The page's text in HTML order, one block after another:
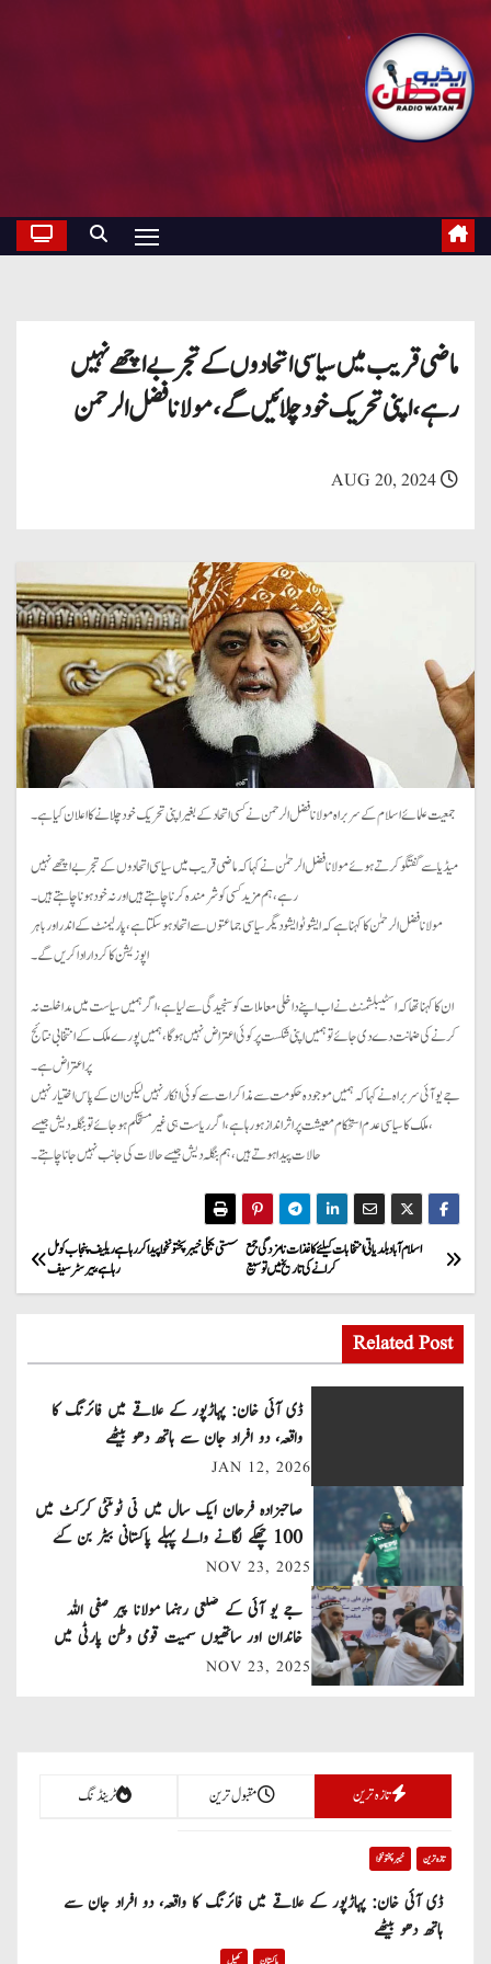
ماضی قریب میں سیاسی اتحادوں کے تجربے اچھے نہیں
رہے ، اپنی تحریک خود چلائیں گے ، مولانا فضل الرحمن
AUG 20, 2024
جمعیت علمائے اسلام کے سربراہ مولانا فضل الرحمن نے کسی اتحاد کے بغیر اپنی تحریک خود چلانے کا اعلان کیا ہے۔
میڈیا سے گفتگو کرتے ہوئے مولانا فضل الرحمٰن نے کہا کہ ماضی قریب میں سیاسی اتحادوں کے تجربے اچھے نہیں
رہے، ہم مزید کسی کو شرمندہ کرنا چاہتے ہیں اور نہ خود ہونا چاہتے ہیں۔
مولانا فضل الرحمٰن کا کہنا ہے کہ ایشو ٹو ایشو دیگر سیاسی جماعتوں سے اتحاد ہو سکتا ہے ، پارلیمنٹ کے اندر اور باہر
اپوزیشن کا کردار ادا کریں گے۔
ان کا کہنا تھا کہ اسٹیبلشمنٹ نے اب اپنے داخلی معاملات کو سنجیدگی سے لیا ہے ، اگر ہمیں سیاست میں مداخلت نہ
کرنے کی ضمانت دے دی جائے تو ہمیں اپنی شکست پر کوئی اعتراض نہیں ہو گا، ہمیں پورے ملک کے انتخابی نتائج
پر اعتراض ہے۔
جے یو آئی سربراہ نے کہا کہ ہمیں موجودہ حکومت سے مذاکرات سے کوئی انکار نہیں لیکن ان کے پاس اختیار نہیں
، ملک کا سیاسی عدم استحکام معیشت پر اثر انداز ہو رہا ہے، اگر ریاست ہی غیر مستحکم ہو جائے تو بنگلہ دیش جیسے
حالات پیدا ہوتے ہیں، ہم بنگلہ دیش جیسے حالات کی جانب نہیں جانا چاہتے۔
P
o
s
t
a
v
i
g
a
o
n
سستی بجلی خیبرپختونخوا پیدا کررہا ہے ریلیف پنجاب کو مل
رہا ہے، بیرسٹر سیف
اسلام آباد بلدیاتی انتخابات کیلئے کاغذات نامزدگی جمع
کرانے کی تاریخ میں توسیع
Related Post
ڈی آئی خان: پہاڑپور کے علاقے میں فائرنگ کا
واقعہ، دو افراد جان سے ہاتھ دھو بیٹھے
JAN 12, 2026
صاحبزادہ فرحان ایک سال میں ٹی ٹوئنٹی کرکٹ میں
100 چھکے لگانے والے پہلے پاکستانی بیٹر بن گئے
NOV 23, 2025
جے یو آئی کے ضلعی رہنما مولانا پیر صفی اللہ
خاندان اور ساتھیوں سمیت قومی وطن پارٹی میں
شامل
NOV 23, 2025
تازہ ترین مقبول ترین ٹرینڈنگ
تازہ ترین خیبر پختونخوا
ڈی آئی خان: پہاڑپور کے علاقے میں فائرنگ کا واقعہ، دو افراد جان سے
ہاتھ دھو بیٹھے
پاکستان کھیل